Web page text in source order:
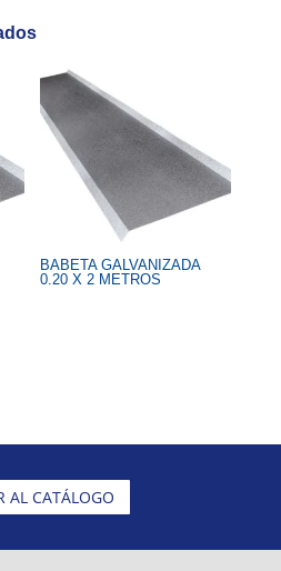
BABETA GALVANIZADA
0.20 X 2 METROS
AL CATÁLOGO